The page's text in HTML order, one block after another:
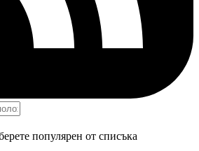
популярен от списъка